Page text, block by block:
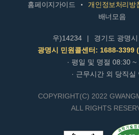
홈페이지가이드 개인정보처리방
배너모음
우)14234 |
경기도 광명
광명시 민원콜센터: 1688-3399
· 평일 및 명절 08:30 ~
· 근무시간 외 당직실
COPYRIGHT(C) 2022
ALL RIGHTS